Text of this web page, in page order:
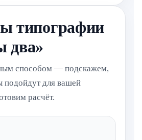
типографии
два»
способом — подскажем,
подойдут для вашей
расчёт.